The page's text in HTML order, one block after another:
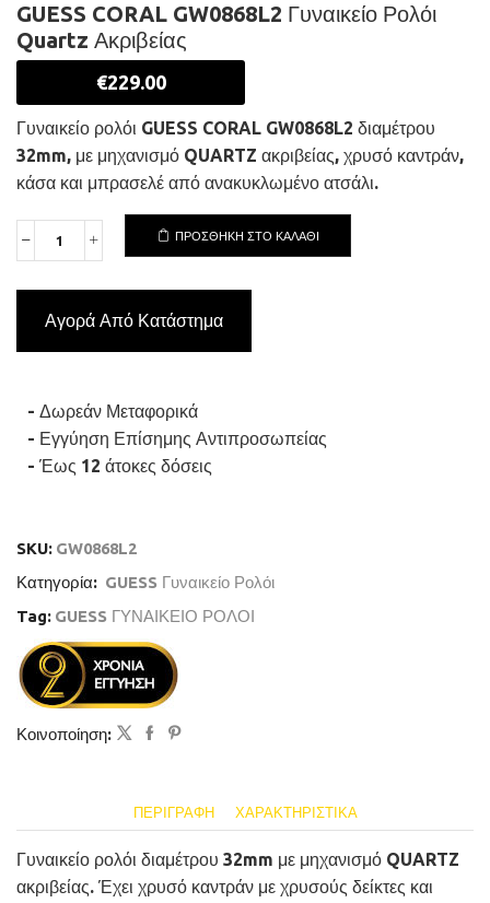
GUESS CORAL GW0868L2 Γυναικείο Ρολόι
Quartz Ακριβείας
€229.00
Γυναικείο ρολόι GUESS CORAL GW0868L2 διαμέτρου
32mm, με μηχανισμό QUARTZ ακριβείας, χρυσό καντράν,
κάσα και μπρασελέ από ανακυκλωμένο ατσάλι.
GUESS
CORAL
Ρολόι
ΠΡΟΣΘΉΚΗ ΣΤΟ ΚΑΛΆΘΙ
Αγορά Από Κατάστημα
- Δωρεάν Μεταφορικά
- Εγγύηση Επίσημης Αντιπροσωπείας
- Έως 12 άτοκες δόσεις
SKU: GW0868L2
Κατηγορία: GUESS Γυναικείο Ρολόι
Tag: GUESS ΓΥΝΑΙΚΕΙΟ ΡΟΛΟΙ
Κοινοποίηση:
ΠΕΡΙΓΡΑΦΉ ΧΑΡΑΚΤΗΡΙΣΤΙΚΆ
Γυναικείο ρολόι διαμέτρου 32mm με μηχανισμό QUARTZ
ακριβείας. Έχει χρυσό καντράν με χρυσούς δείκτες και